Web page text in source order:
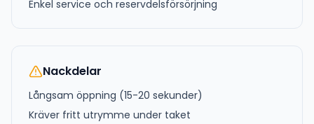
Enkel service och reservdelsförsörjning
Nackdelar
Långsam öppning (15-20 sekunder)
Kräver fritt utrymme under taket